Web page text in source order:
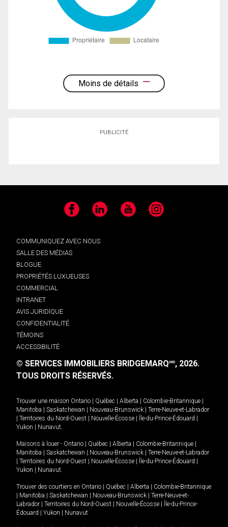
Moins de détails
PUBLICITÉ
Facebook LinkedIn YouTube Instagram
COMMUNIQUEZ AVEC NOUS
SALLE DES MÉDIAS
BLOGUE
PROPRIÉTÉS LUXUEUSES
COMMERCIAL
INTRANET
AVIS JURIDIQUE
CONFIDENTIALITÉ
TÉMOINS
ACCESSIBILITÉ
© SERVICES IMMOBILIERS BRIDGEMARQMD, 2026.
TOUS DROITS RÉSERVÉS.
Trouver une maison Ontario Québec Alberta Colombie-Britannique
Manitoba
Saskatchewan Nouveau-Brunswick
Terre-Neuve-et-Labrador
Territoires du Nord-Ouest Nouvelle-Écosse Île-du-Prince-Édouard
Yukon
Nunavut.
Maisons à louer - Ontario Québec Alberta Colombie-Britannique
Manitoba
Saskatchewan Nouveau-Brunswick
Terre-Neuve-et-Labrador
Territoires du Nord-Ouest Nouvelle-Écosse Île-du-Prince-Édouard
Yukon
Nunavut.
Trouver des courtiers en Ontario Québec Alberta
Colombie-Britannique
Manitoba Saskatchewan Nouveau-Brunswick
Terre-Neuve-et-
Labrador
Territoires du Nord-Ouest Nouvelle-Écosse
Île-du-Prince-
Édouard
Yukon Nunavut